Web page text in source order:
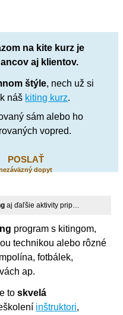
na kite kurz je
aj klientov.
štýle, nech už si
náš kiting kurz.
sám alebo ho
vopred.
POSLAŤ
dopyt
aj ďaľšie aktivity pripravíme k vašej spokojnosti. Viac...
program s kitingom,
technikou alebo rôzné
fotbálek,
ap.
toskvelá
inštruktori,